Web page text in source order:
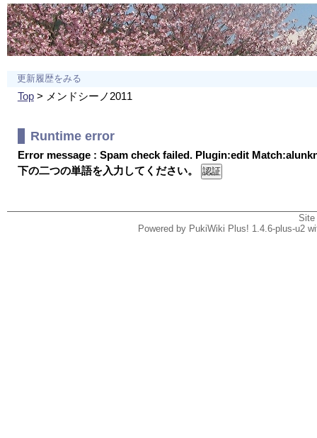
更新履歴をみる
Top> メンドシーノ2011
Runtime error
Error message : Spam check failed. Plugin:edit
下の二つの単語を入力してください。
Powered by PukiWiki Plus! 1.4.6-plus-u2